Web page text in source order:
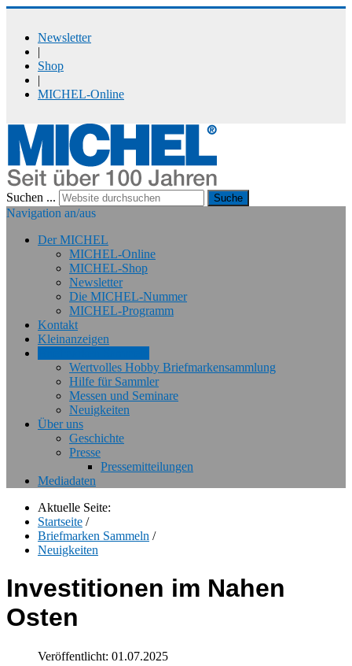
Newsletter
|
Shop
|
MICHEL-Online
Suchen ... Suche
Navigation an/aus
Der MICHEL
MICHEL-Online
MICHEL-Shop
Newsletter
Die MICHEL-Nummer
MICHEL-Programm
Kontakt
Kleinanzeigen
Wertvolles Hobby Briefmarkensammlung
Hilfe für Sammler
Messen und Seminare
Neuigkeiten
Über uns
Geschichte
Presse
Pressemitteilungen
Mediadaten
Aktuelle Seite:
Startseite /
Briefmarken Sammeln /
Neuigkeiten
Investitionen im Nahen
Osten
Veröffentlicht: 01.07.2025